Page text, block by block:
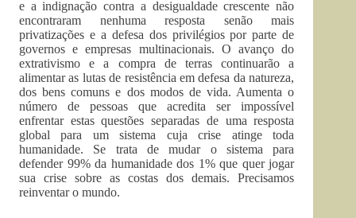
e a indignação contra a desigualdade crescente não
encontraram nenhuma resposta senão mais
privatizações e a defesa dos privilégios por parte de
governos e empresas multinacionais. O avanço do
extrativismo e a compra de terras continuarão a
alimentar as lutas de resistência em defesa da natureza,
dos bens comuns e dos modos de vida. Aumenta o
número de pessoas que acredita ser impossível
enfrentar estas questões separadas de uma resposta
global para um sistema cuja crise atinge toda
humanidade. Se trata de mudar o sistema para
defender 99% da humanidade dos 1% que quer jogar
sua crise sobre as costas dos demais. Precisamos
reinventar o mundo.